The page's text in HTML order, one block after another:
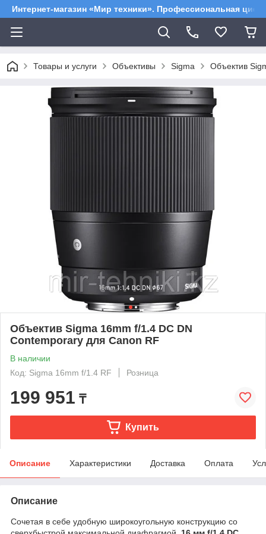
Интернет-магазин «Мир техники». Профессиональная
Товары и услуги Объективы Sigma Объектив
Объектив Sigma 16mm f/1.4 DC DN
Contemporary для Canon RF
В наличии
Код: Sigma 16mm f/1.4 RF
Розница
199 951 ₸
Купить
Описание Характеристики Доставка Оплата
Описание
Сочетая в себе удобную широкоугольную конструкцию со